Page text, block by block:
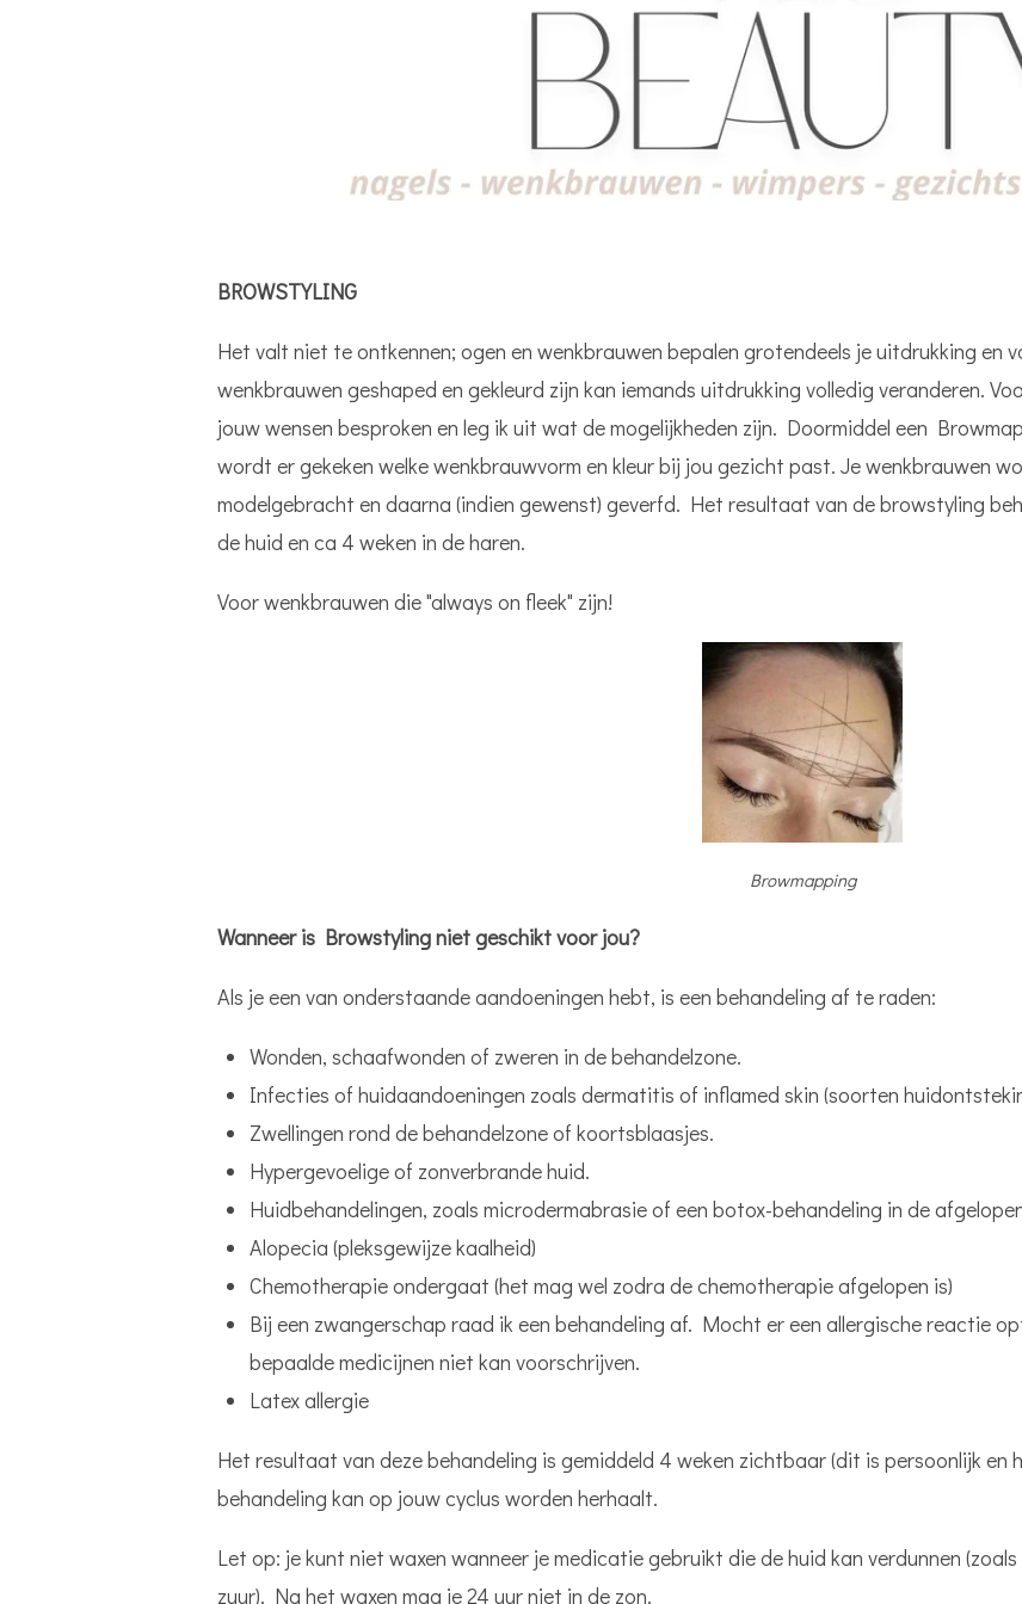
BROWSTYLING
Het valt niet te ontkennen; ogen en wenkbrauwen bepalen grotendeels je uitdrukking en
wenkbrauwen geshaped en gekleurd zijn kan iemands uitdrukking volledig veranderen.
jouw wensen besproken en leg ik uit wat de mogelijkheden zijn. Doormiddel een
wordt er gekeken welke wenkbrauwvorm en kleur bij jou gezicht past. Je wenkbrauwen
modelgebracht en daarna (indien gewenst) geverfd. Het resultaat van de browstyling
de huid en ca 4 weken in de haren.
Voor wenkbrauwen die "always on fleek" zijn!
Browmapping
Wanneer is Browstyling niet geschikt voor jou?
Als je een van onderstaande aandoeningen hebt, is een behandeling af te raden:
Wonden, schaafwonden of zweren in de behandelzone.
Infecties of huidaandoeningen zoals dermatitis of inflamed skin (soorten
Zwellingen rond de behandelzone of koortsblaasjes.
Hypergevoelige of zonverbrande huid.
Huidbehandelingen, zoals microdermabrasie of een botox-behandeling in de
Alopecia (pleksgewijze kaalheid)
Chemotherapie ondergaat (het mag wel zodra de chemotherapie afgelopen is)
Bij een zwangerschap raad ik een behandeling af. Mocht er een allergische reactie
bepaalde medicijnen niet kan voorschrijven.
Latex allergie
Het resultaat van deze behandeling is gemiddeld 4 weken zichtbaar (dit is persoonlijk
behandeling kan op jouw cyclus worden herhaalt.
Let op: je kunt niet waxen wanneer je medicatie gebruikt die de huid kan verdunnen
zuur). Na het waxen mag je 24 uurniet in de zon.